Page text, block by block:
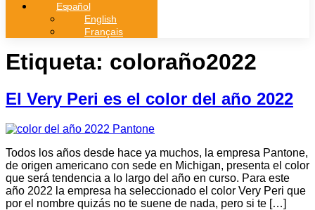
Español
English
Français
Etiqueta: coloraño2022
El Very Peri es el color del año 2022
Todos los años desde hace ya muchos, la empresa Pantone,
de origen americano con sede en Michigan, presenta el color
que será tendencia a lo largo del año en curso. Para este
año 2022 la empresa ha seleccionado el color Very Peri que
por el nombre quizás no te suene de nada, pero si te […]